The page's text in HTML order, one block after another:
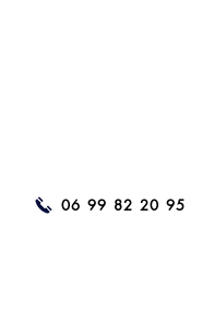
06 99 82 20 95